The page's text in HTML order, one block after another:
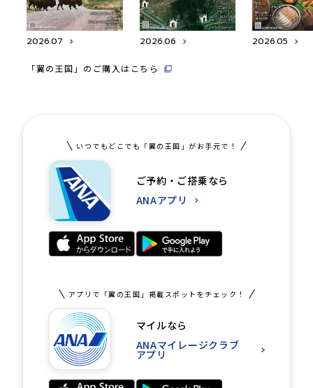
2026.07 2026.06 2026.05
「翼の王国」のご購入はこちら
いつでもどこでも「翼の王国」がお手元で！
ご予約・ご搭乗なら
ANAアプリ
アプリで「翼の王国」掲載スポットをチェック！
マイルなら
ANAマイレージクラブ
アプリ